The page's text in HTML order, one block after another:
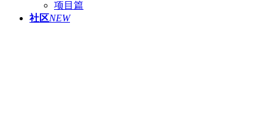
项目篇
社区NEW